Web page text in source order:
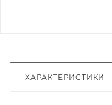
ХАРАКТЕРИСТИКИ